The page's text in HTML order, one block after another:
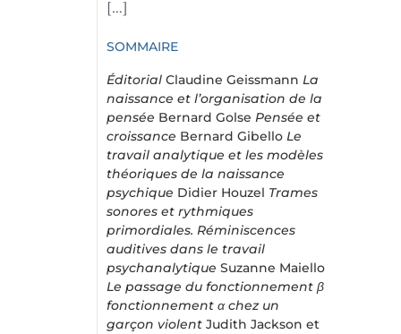
[…]
SOMMAIRE
Éditorial Claudine Geissmann La
naissance et l’organisation de la
pensée Bernard Golse Pensée et
croissance Bernard Gibello Le
travail analytique et les modèles
théoriques de la naissance
psychique Didier Houzel Trames
sonores et rythmiques
primordiales. Réminiscences
auditives dans le travail
psychanalytique Suzanne Maiello
Le passage du fonctionnement β
fonctionnement α chez un
garçon violent Judith Jackson et